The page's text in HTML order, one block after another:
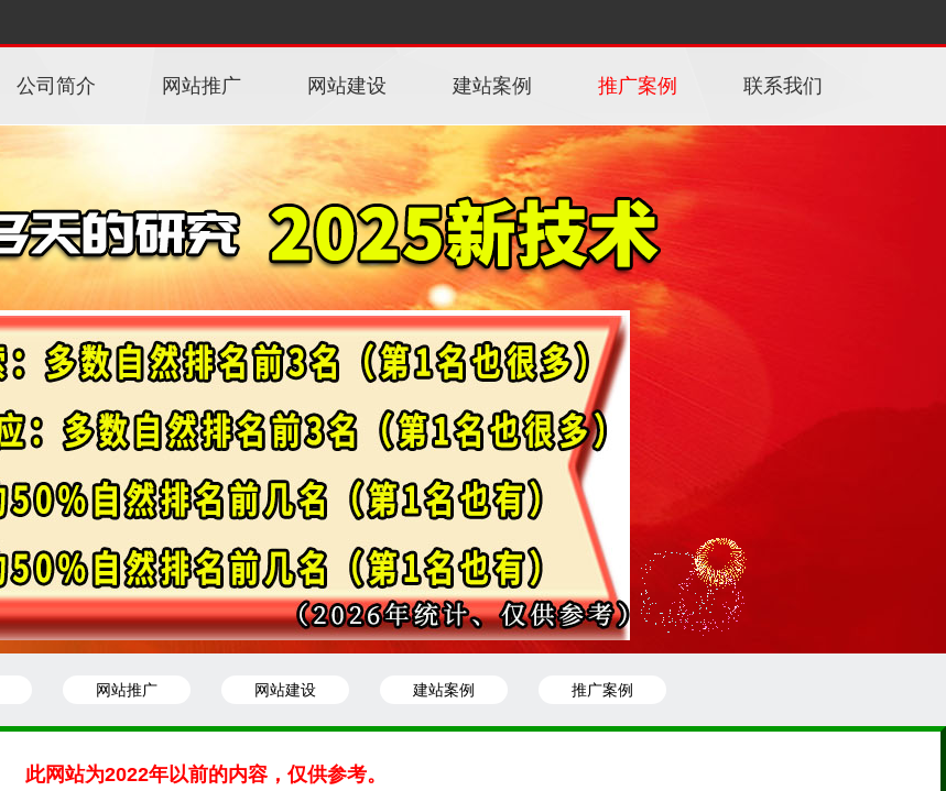
公司简介 网站推广 网站建设 建站案例 推广案例 联系我们
网站推广 网站建设 建站案例 推广案例
此网站为2022年以前的内容，仅供参考。